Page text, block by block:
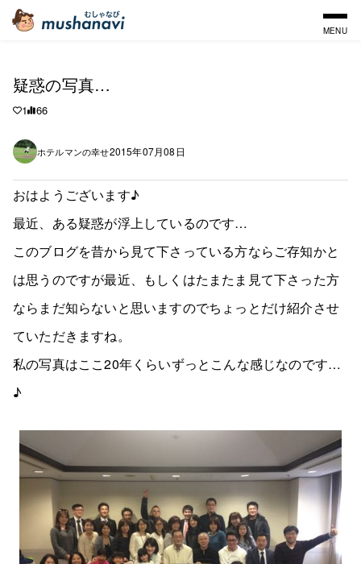
MENU
疑惑の写真…
1 66
ホテルマンの幸せ2015年07月08日
おはようございます♪
最近、ある疑惑が浮上しているのです…
このブログを昔から見て下さっている方ならご存知かと
は思うのですが最近、もしくはたまたま見て下さった方
ならまだ知らないと思いますのでちょっとだけ紹介させ
ていただきますね。
私の写真はここ20年くらいずっとこんな感じなのです…
♪